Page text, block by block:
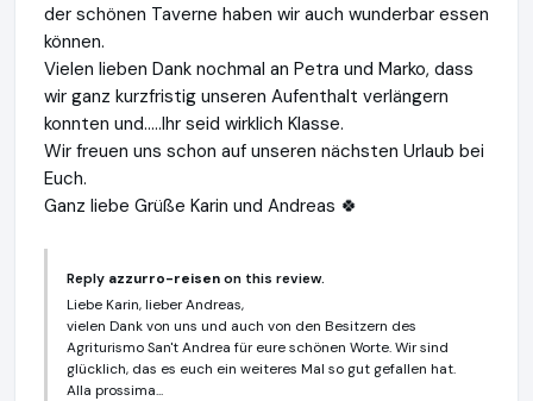
der schönen Taverne haben wir auch wunderbar essen
können.
Vielen lieben Dank nochmal an Petra und Marko, dass
wir ganz kurzfristig unseren Aufenthalt verlängern
konnten und.....Ihr seid wirklich Klasse.
Wir freuen uns schon auf unseren nächsten Urlaub bei
Euch.
Ganz liebe Grüße Karin und Andreas 🍀
Reply azzurro-reisenon this review.
Liebe Karin, lieber Andreas,
vielen Dank von uns und auch von den Besitzern des
Agriturismo San't Andrea für eure schönen Worte. Wir sind
glücklich, das es euch ein weiteres Mal so gut gefallen hat.
Alla prossima...